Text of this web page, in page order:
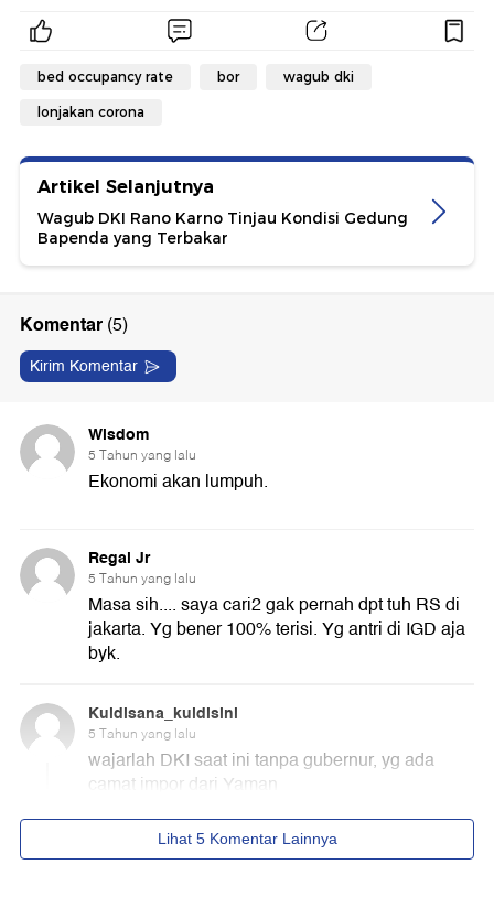
bed occupancy rate bor wagub dki
lonjakan corona
Artikel Selanjutnya
Wagub DKI Rano Karno Tinjau Kondisi Gedung
Bapenda yang Terbakar